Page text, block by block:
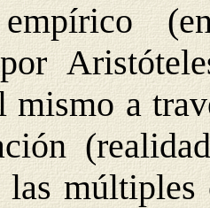
mismo a
las múltiples